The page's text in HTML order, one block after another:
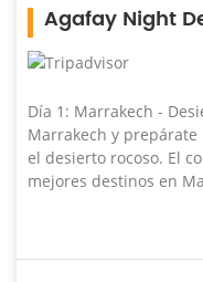
Agafay Night
Día 1: Marrakech -
Marrakech y
el desierto rocoso. El
mejores destinos en